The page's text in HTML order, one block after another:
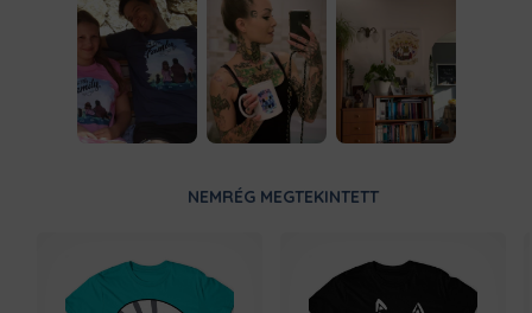
NEMRÉG MEGTEKINTETT